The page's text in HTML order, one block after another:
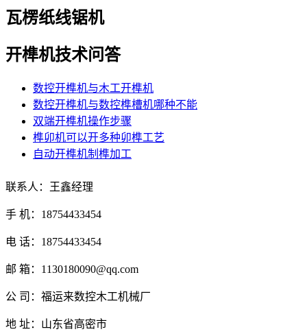
瓦楞纸线锯机
开榫机技术问答
数控开榫机与木工开榫机
数控开榫机与数控榫槽机哪种不能
双端开榫机操作步骤
榫卯机可以开多种卯榫工艺
自动开榫机制榫加工
联系人：王鑫经理
手 机：18754433454
电 话：18754433454
邮 箱：1130180090@qq.com
公 司：福运来数控木工机械厂
地 址：山东省高密市